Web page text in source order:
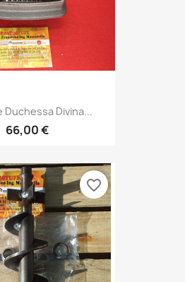
Duchessa Divina...
66,00 €
favorite_border